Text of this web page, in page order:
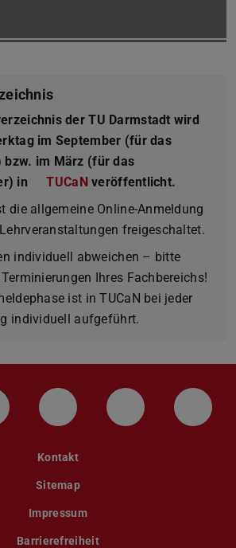
der TU Darmstadt wird
im September (für das
bzw. im März (für das
in
TUCaN veröffentlicht.
die allgemeine Online-Anmeldung
freigeschaltet.
individuell abweichen – bitte
Ihres Fachbereichs!
ist in TUCaN bei jeder
individuell aufgeführt.
der TU Darmstadt
Instagram-Kanal der TU
Bluesky-Kanal der TU
Facebook-
Kontakt
Sitemap
Impressum
Barrierefreiheit